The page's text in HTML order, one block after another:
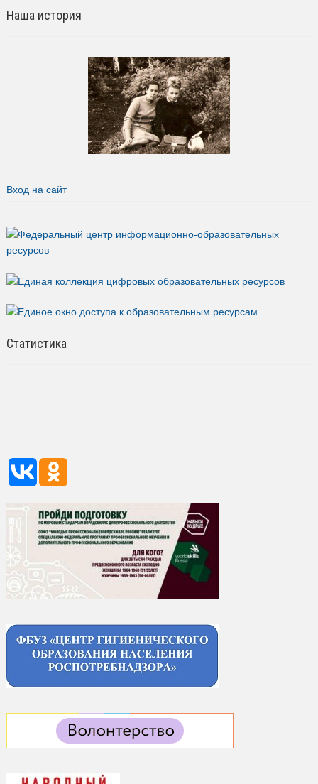
Наша история
Вход на сайт
Статистика